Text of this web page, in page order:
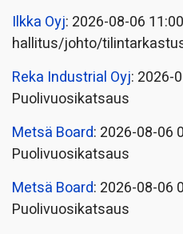
Ilkka Oyj: 2026-08-06
hallitus/johto/
Reka Industrial Oyj: 2026-
Puolivuosikatsaus
Metsä Board: 2026-08-06
Puolivuosikatsaus
Metsä Board: 2026-08-06
Puolivuosikatsaus